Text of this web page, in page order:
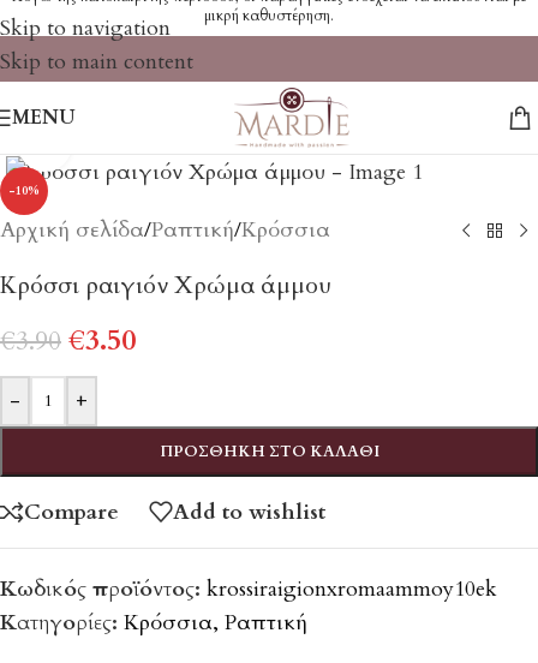
Skip to navigation
Skip to main content
μικρή καθυστέρηση.
MENU
-10%
Αρχική σελίδα/Ραπτική/Κρόσσια
Κρόσσι ραιγιόν Χρώμα άμμου
€3.90 €3.50
- +
ΠΡΟΣΘΉΚΗ ΣΤΟ ΚΑΛΆΘΙ
Compare Add to wishlist
Κωδικός προϊόντος: krossiraigionxromaammoy10ek
Κατηγορίες: Κρόσσια, Ραπτική